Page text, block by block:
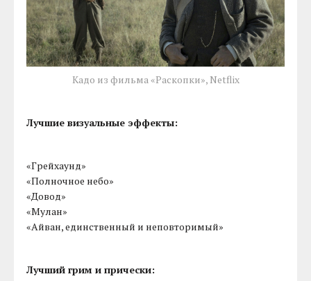
Кадо из фильма «Раскопки», Netflix
Лучшие визуальные эффекты:
«Грейхаунд»
«Полночное небо»
«Довод»
«Мулан»
«Айван, единственный и неповторимый»
Лучший грим и прически: